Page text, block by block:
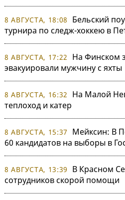
8 АВГУСТА, 18:08
Бельский
турнира по следж-хоккею в
8 АВГУСТА, 17:22
На Финском
эвакуировали мужчину с яхты
8 АВГУСТА, 16:32
На Малой
теплоход и катер
8 АВГУСТА, 15:37
Мейксин: В
60 кандидатов на выборы в
8 АВГУСТА, 13:39
В Красном
сотрудников скорой помощи